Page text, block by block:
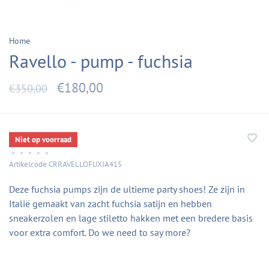
Home
Ravello - pump - fuchsia
€350,00 €180,00
Niet op voorraad
• • • • •
Artikelcode CRRAVELLOFUXIA415
Deze fuchsia pumps zijn de ultieme party shoes! Ze zijn in
Italië gemaakt van zacht fuchsia satijn en hebben
sneakerzolen en lage stiletto hakken met een bredere basis
voor extra comfort. Do we need to say more?